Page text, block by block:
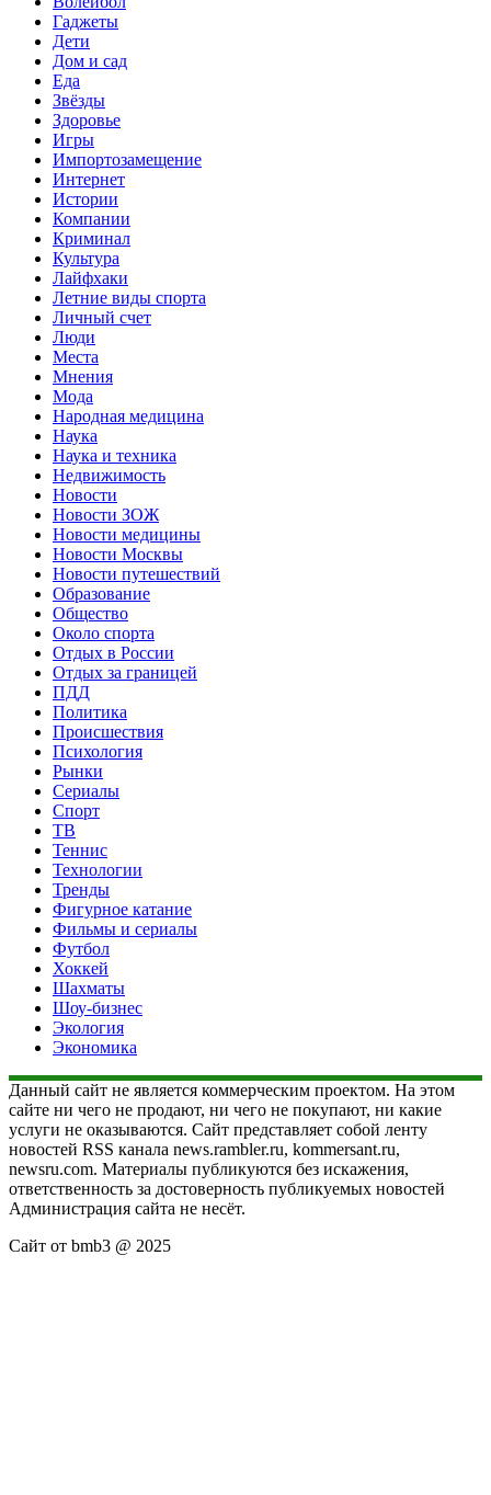
Гаджеты
Дети
Дом и сад
Еда
Звёзды
Здоровье
Игры
Импортозамещение
Интернет
Истории
Компании
Криминал
Культура
Лайфхаки
Летние виды спорта
Личный счет
Люди
Места
Мнения
Мода
Народная медицина
Наука
Наука и техника
Недвижимость
Новости
Новости ЗОЖ
Новости медицины
Новости Москвы
Новости путешествий
Образование
Общество
Около спорта
Отдых в России
Отдых за границей
ПДД
Политика
Происшествия
Психология
Рынки
Сериалы
Спорт
ТВ
Теннис
Технологии
Тренды
Фигурное катание
Фильмы и сериалы
Футбол
Хоккей
Шахматы
Шоу-бизнес
Экология
Экономика
Данный сайт не является коммерческим проектом. На этом
сайте ни чего не продают, ни чего не покупают, ни какие
услуги не оказываются. Сайт представляет собой ленту
новостей RSS канала news.rambler.ru, kommersant.ru,
newsru.com. Материалы публикуются без искажения,
ответственность за достоверность публикуемых новостей
Администрация сайта не несёт.
Сайт от bmb3 @ 2025